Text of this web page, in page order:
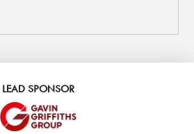
LEAD SPONSOR